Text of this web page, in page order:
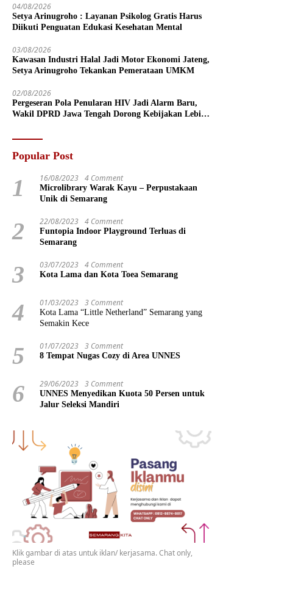
04/08/2026
Setya Arinugroho : Layanan Psikolog Gratis Harus
Diikuti Penguatan Edukasi Kesehatan Mental
03/08/2026
Kawasan Industri Halal Jadi Motor Ekonomi Jateng,
Setya Arinugroho Tekankan Pemerataan UMKM
02/08/2026
Pergeseran Pola Penularan HIV Jadi Alarm Baru,
Wakil DPRD Jawa Tengah Dorong Kebijakan Lebih
Popular Post
1 16/08/2023 4 Comment
Microlibrary Warak Kayu – Perpustakaan
Unik di Semarang
2 22/08/2023 4 Comment
Funtopia Indoor Playground Terluas di
Semarang
3 03/07/2023 4 Comment
Kota Lama dan Kota Toea Semarang
4 01/03/2023 3 Comment
Kota Lama “Little Netherland” Semarang yang
Semakin Kece
5 01/07/2023 3 Comment
8 Tempat Nugas Cozy di Area UNNES
6 29/06/2023 3 Comment
UNNES Menyedikan Kuota 50 Persen untuk
Jalur Seleksi Mandiri
Klik gambar di atas untuk iklan/ kerjasama. Chat only,
please